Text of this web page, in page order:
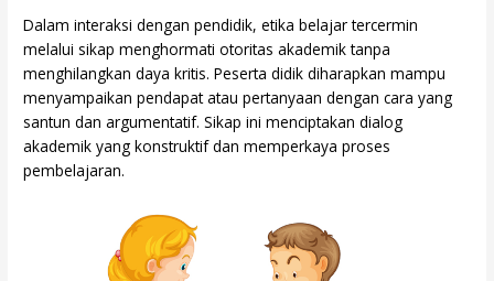
Dalam interaksi dengan pendidik, etika belajar tercermin
melalui sikap menghormati otoritas akademik tanpa
menghilangkan daya kritis. Peserta didik diharapkan mampu
menyampaikan pendapat atau pertanyaan dengan cara yang
santun dan argumentatif. Sikap ini menciptakan dialog
akademik yang konstruktif dan memperkaya proses
pembelajaran.